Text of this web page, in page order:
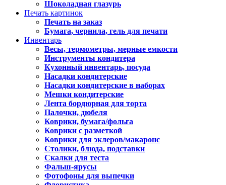
Шоколадная глазурь
Печать картинок
Печать на заказ
Бумага, чернила, гель для печати
Инвентарь
Весы, термометры, мерные емкости
Инструменты кондитера
Кухонный инвентарь, посуда
Насадки кондитерские
Насадки кондитерские в наборах
Мешки кондитерские
Лента бордюрная для торта
Палочки, дюбеля
Коврики, бумага/фольга
Коврики с разметкой
Коврики для эклеров/макаронс
Столики, блюда, подставки
Скалки для теста
Фальш-ярусы
Фотофоны для выпечки